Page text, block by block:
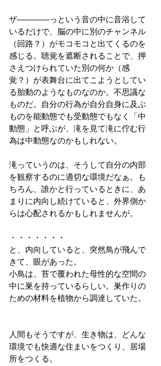
ザ――――っという音の中に音浴して
いるだけで、脳の中に別のチャンネル
（回路？）がモコモコと出てくるのを
感じる。聴覚を遮断されることで、押
さえつけられていた別の何か（感
覚？）が表舞台に出てこようとしてい
る胎動のようなものなのか。不思議な
ものだ。自分の行為が自分自身に及ぶ
ものを能動態でも受動態でもなく「中
動態」と呼ぶが、滝を見て滝に佇む行
為は中動態なのかもしれない。
滝っていうのは、そうして自分の内部
を観察するのに適切な環境だなぁ。も
ちろん、誰かと行っているときに、あ
まりに内向し続けていると、外界側か
らは心配されるかもしれませんが。
・・・・・・・
と、内向していると、突然鳥が飛んで
きて、眼があった。
小鳥は、苔で覆われた母性的な空間の
中に巣を持っているらしい。巣作りの
ための材料を植物から調達していた。
人間もそうですが、生き物は、どんな
環境でも快適な住まいをつくり、居場
所をつくる。